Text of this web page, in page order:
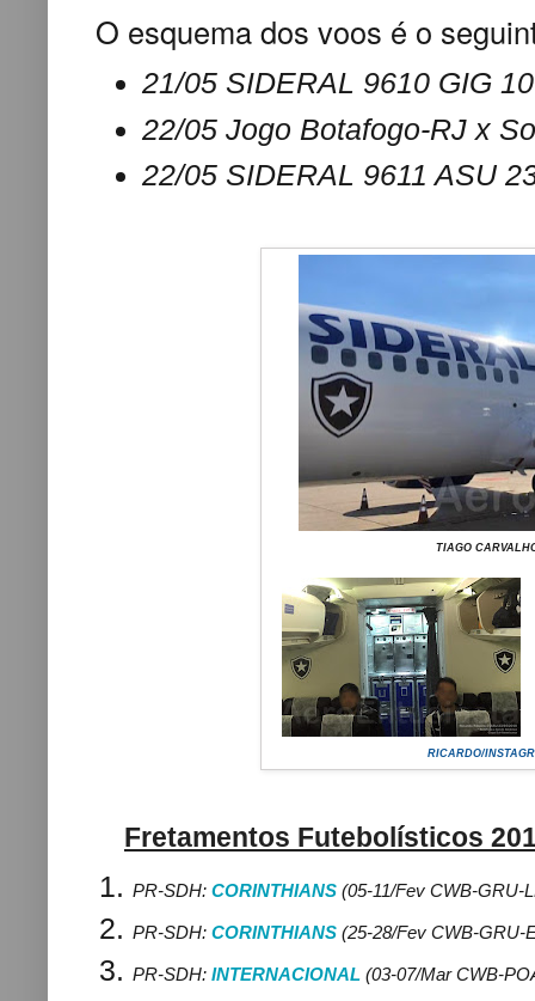
O esquema dos voos é o
21/05 SIDERAL 9610 GIG
22/05 Jogo Botafogo-RJ x
22/05 SIDERAL 9611 ASU
TIAGO
RICARDO/
Fretamentos Futebolísticos
PR-SDH: CORINTHIANS (05-11/Fev CWB-GRU-
PR-SDH: CORINTHIANS (25-28/Fev CWB-GRU-
PR-SDH: INTERNACIONAL (03-07/Mar CWB-